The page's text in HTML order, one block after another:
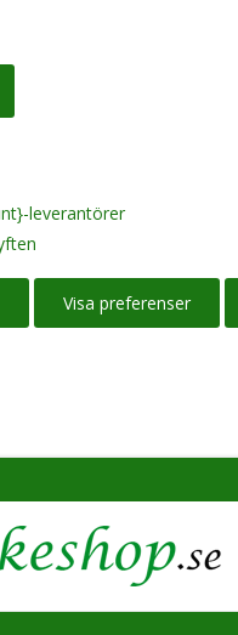
leverantörer
Visa preferenser